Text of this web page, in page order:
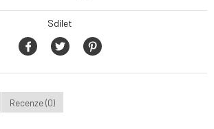
Sdílet
Recenze (0)